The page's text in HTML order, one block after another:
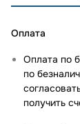
Оплата
Оплата по
по
получить